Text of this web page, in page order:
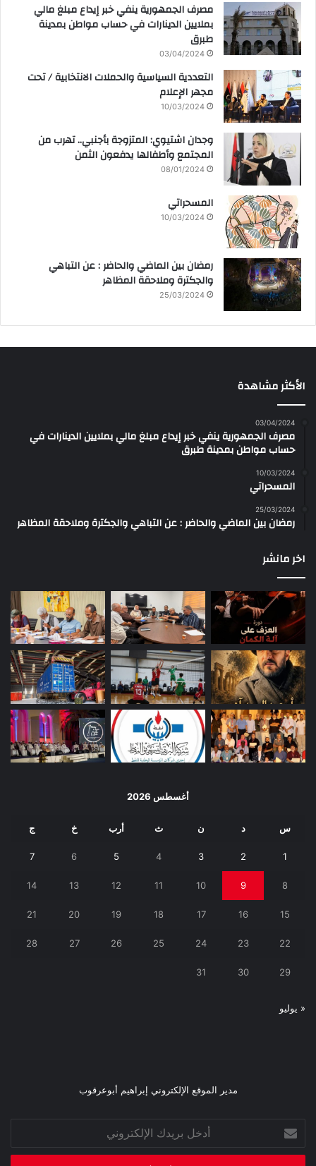
مصرف الجمهورية ينفي خبر إيداع مبلغ مالي
بملايين الدينارات في حساب مواطن بمدينة
طبرق
03/04/2024
التعددية السياسية والحملات الانتخابية / تحت
مجهر الإعلام
10/03/2024
وجدان اشتيوي: المتزوجة بأجنبي.. تهرب من
المجتمع وأطفالها يدفعون الثمن
08/01/2024
المسحراتي
10/03/2024
رمضان بين الماضي والحاضر : عن التباهي
والجكترة وملاحقة المظاهر
25/03/2024
الأكثر مشاهدة
03/04/2024
مصرف الجمهورية ينفي خبر إيداع مبلغ مالي بملايين الدينارات في
حساب مواطن بمدينة طبرق
10/03/2024
المسحراتي
25/03/2024
رمضان بين الماضي والحاضر : عن التباهي والجكترة وملاحقة المظاهر
اخر مانشر
أغسطس 2026
س د ن ث أرب خ ج
1
2
3
4
5
6
7
8
9
10
11
12
13
14
15
16
17
18
19
20
21
22
23
24
25
26
27
28
29
30
31
« يوليو
مدير الموقع الإلكتروني إبراهيم أبوعرقوب
بريدك
الإلكتروني